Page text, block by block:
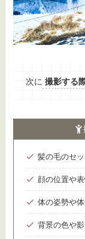
次に 撮影する
髪の毛のセ
顔の位置や
体の姿勢や
背景の色や